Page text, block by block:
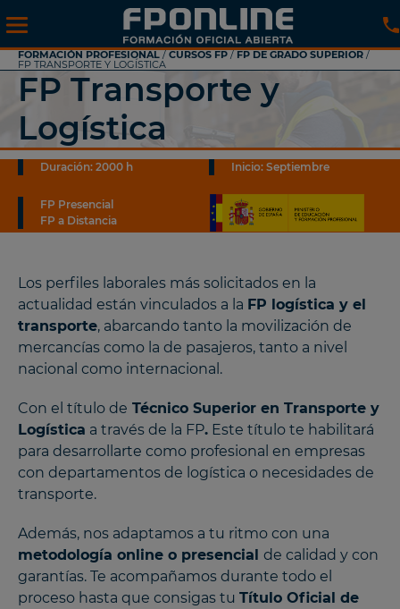
FORMACIÓN PROFESIONAL / CURSOS FP / FP DE GRADO SUPERIOR /
FP TRANSPORTE Y LOGÍSTICA
FP Transporte y
Logística
Duración: 2000 h Inicio: Septiembre
FP Presencial
FP a Distancia
Los perfiles laborales más solicitados en la
actualidad están vinculados a la FP logística y el
transporte, abarcando tanto la movilización de
mercancías como la de pasajeros, tanto a nivel
nacional como internacional.
Con el título de Técnico Superior en Transporte y
Logística a través de la FP. Este título te habilitará
para desarrollarte como profesional en empresas
con departamentos de logística o necesidades de
transporte.
Además, nos adaptamos a tu ritmo con una
metodología online o presencial de calidad y con
garantías. Te acompañamos durante todo el
proceso hasta que consigas tu Título Oficial de